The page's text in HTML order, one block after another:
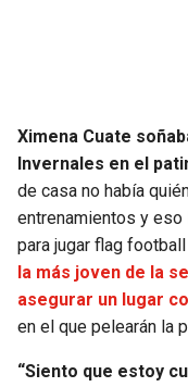
RAMS
49ERS
SEAHAWKS
BEARS
LIONS
ROCKETS
GRIZZLIES
PELICANS
SPURS
NUGGETS
Ximena Cuate
Invernales en el
de casa no había
entrenamientos y eso
para jugar flag
la más joven de la
asegurar un lugar
en el que pelearán la
“Siento que estoy